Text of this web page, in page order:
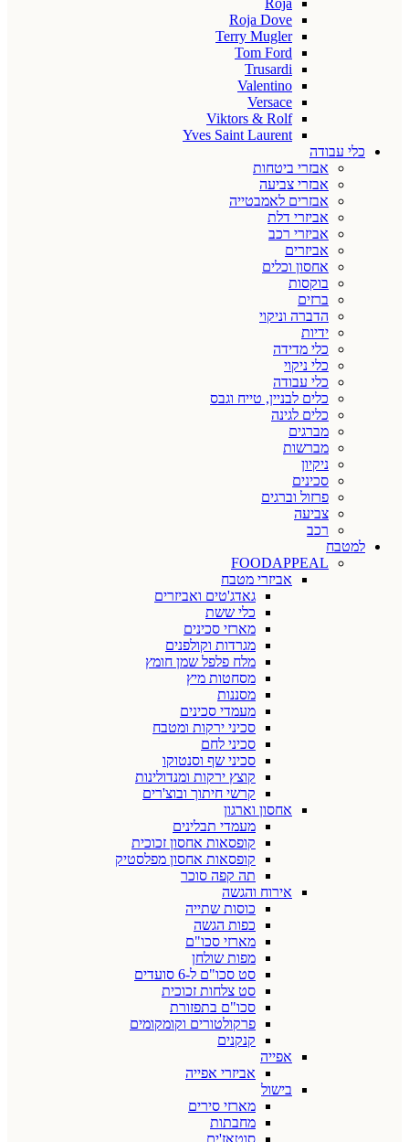
Roja
Roja Dove
Terry Mugler
Tom Ford
Trusardi
Valentino
Versace
Viktors & Rolf
Yves Saint Laurent
כלי עבודה
אבזרי ביטחות
אבזרי צביעה
אבזרים לאמבטייה
אביזרי דלת
אביזרי רכב
אביזרים
אחסון וכלים
בוקסות
ברזים
הדברה וניקוי
ידיות
כלי מדידה
כלי ניקוי
כלי עבודה
כלים לבניין, טייח וגבס
כלים לגינה
מברגים
מברשות
ניקיון
סכינים
פרזול וברגים
צביעה
רכב
למטבח
FOODAPPEAL
אביזרי מטבח
גאדג'טים ואביזרים
כלי ששת
מארזי סכינים
מגרדות וקולפנים
מלח פלפל שמן חומץ
מסחטות מיץ
מסננות
מעמדי סכינים
סכיני ירקות ומטבח
סכיני לחם
סכיני שף וסנטוקו
קוצץ ירקות ומנדולינות
קרשי חיתוך ובוצ'רים
אחסון וארגון
מעמדי תבלינים
קופסאות אחסון זכוכית
קופסאות אחסון מפלסטיק
תה קפה סוכר
אירוח והגשה
כוסות שתייה
כפות הגשה
מארזי סכו"ם
מפות שולחן
סט סכו"ם ל-6 סועדים
סט צלחות זכוכית
סכו"ם בתפזורת
פרקולטורים וקומקומים
קנקנים
אפייה
אביזרי אפייה
בישול
מארזי סירים
מחבתות
סוטאז'ים